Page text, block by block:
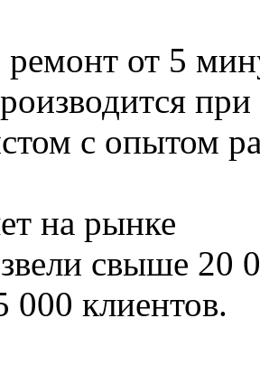
от 5
с опытом
на рынке
свыше 20
000 клиентов.